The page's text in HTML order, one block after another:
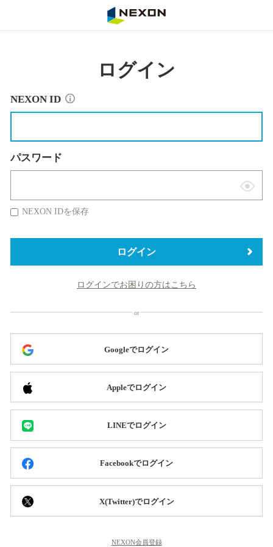
ログイン
NEXON ID
パスワード
表
替
NEXON IDを保存
ログイン
ログインでお困りの方はこちら
Googleでログイン
Appleでログイン
LINEでログイン
Facebookでログイン
X(Twitter)でログイン
NEXON会員登録